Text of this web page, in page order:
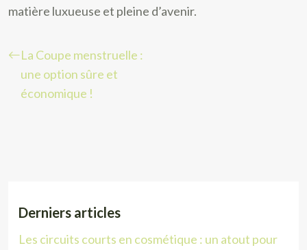
matière luxueuse et pleine d’avenir.
La Coupe menstruelle :
une option sûre et
économique !
Derniers articles
Les circuits courts en cosmétique : un atout pour